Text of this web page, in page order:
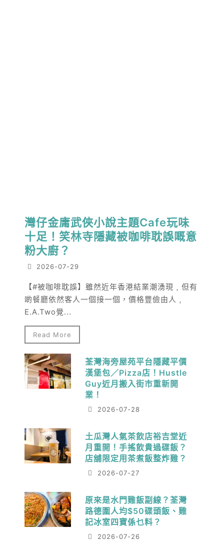
灣仔金庸武俠小說主題Cafe玩味
十足！笑林寺隱藏被咖啡耽誤嘅意
粉大廚？
2026-07-29
【#被咖啡耽誤】雖然近年香港結業潮湧現﹐但有
啲餐廳依然客人一個接一個，價格豐儉由人﹐
E.A.Two覺...
Read More
荃灣海旁屋苑平台隱藏平價
漢堡包／Pizza店！Hustle
Guy近月搬入街市重新開
業！
2026-07-28
土瓜灣人氣茶飲店裕吉堂近
月重開！手搖飲貴過碟飯？
店舖限定用茶煮飯整炸雞？
2026-07-27
原來是水門雞飯副線？荃灣
路德圍人均$50碟頭飯、雞
記冰室四寶係乜料？
2026-07-26